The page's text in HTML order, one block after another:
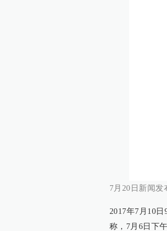
7月20日新闻发
2017年7月10
称，7月6日下